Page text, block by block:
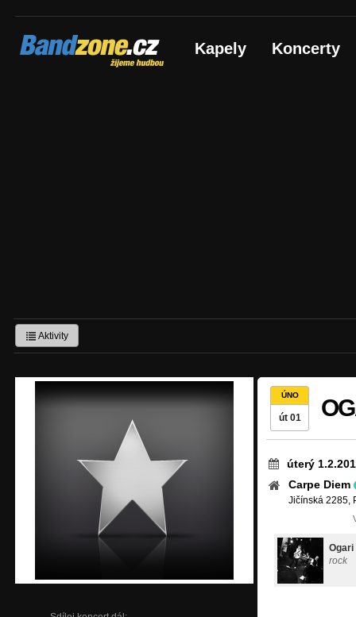
Bandzone.cz
žijeme hudbou Kapely Koncerty
Aktivity
ÚNO
út 01
úterý
Carpe Diem
Jičínská 2285,
Ogari
rock